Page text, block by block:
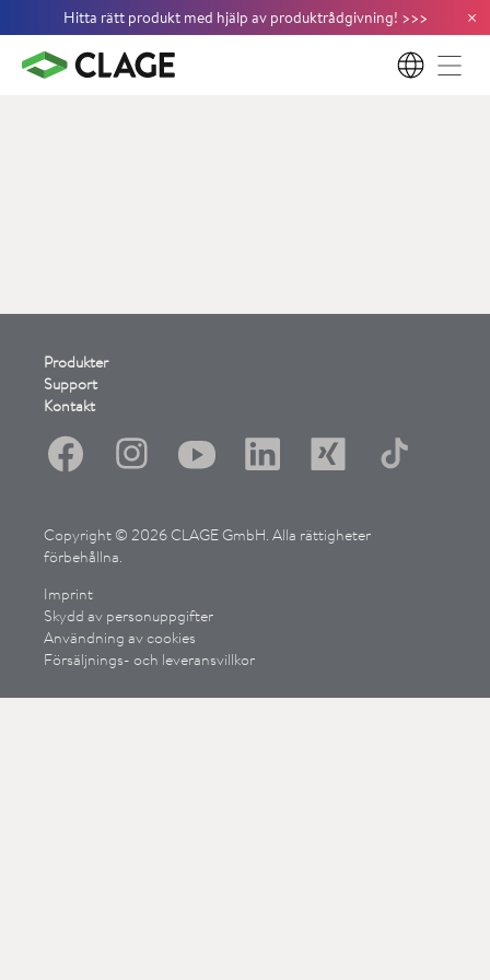
Hitta rätt produkt med hjälp av produktrådgivning! >>> ×
SV
Produkter
Support
Kontakt
Copyright © 2026 CLAGE GmbH. Alla rättigheter
förbehållna.
Imprint
Skydd av personuppgifter
Användning av cookies
Försäljnings- och leveransvillkor